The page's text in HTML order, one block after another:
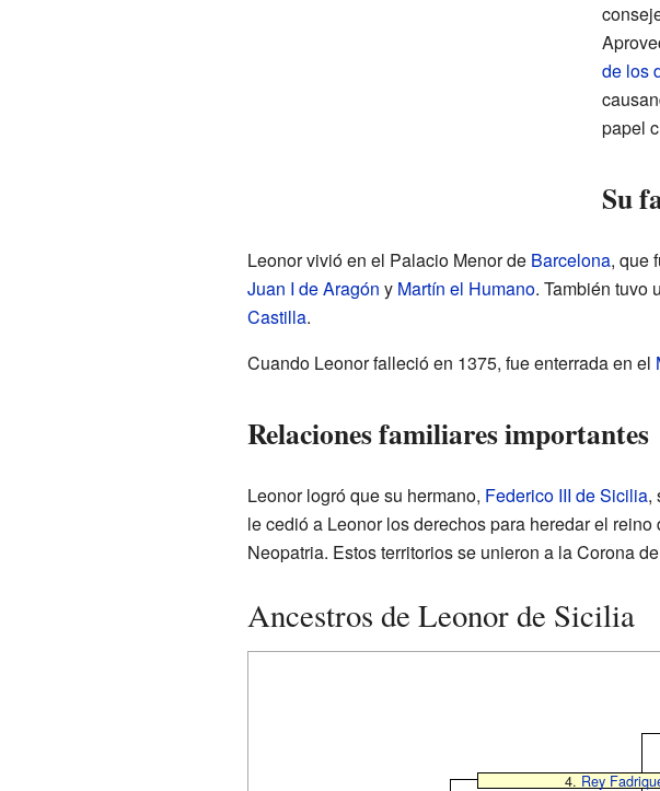
de los
papel
Su
Leonor vivió en el Palacio Menor de Barcelona, que
Juan I de Aragón y Martín el Humano. También tuvo
Castilla.
Cuando Leonor falleció en 1375, fue enterrada en el
Relaciones familiares importantes
Leonor logró que su hermano, Federico III de Sicilia,
le cedió a Leonor los derechos para heredar el
Neopatria. Estos territorios se unieron a la Corona
Ancestros de Leonor de Sicilia
4.Rey